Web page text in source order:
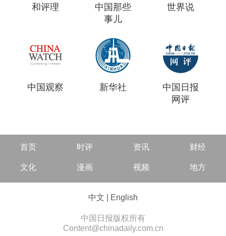
和评理
中国那些
事儿
世界说
中国观察 新华社
中国日报
网评
首页 时评 资讯 财经
文化 漫画 视频 地方
中文 English
中国日报版权所有
Content@chinadaily.com.cn